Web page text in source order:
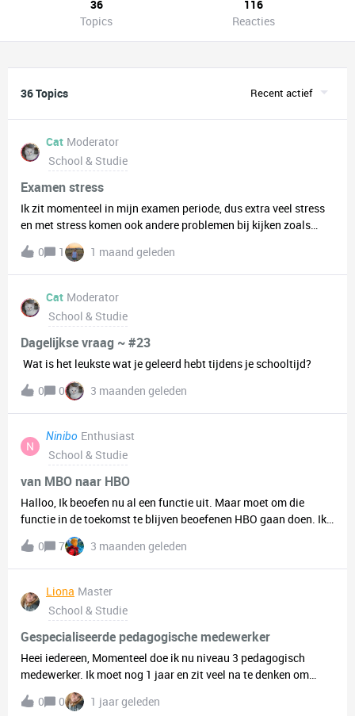
36
Topics
116
Reacties
36 Topics Recent actief
Cat Moderator
School & Studie
Examen stress
Ik zit momenteel in mijn examen periode, dus extra veel stress
en met stress komen ook andere problemen bij kijken zoals
kramp in mijn gewrichten, moeilijk kunnen opstaan, slecht
slapen. Hebben mensen hier tips bij? Of zelf ervaringen wat je
doet tijdens veel stress?
0 1 1 maand geleden
Cat Moderator
School & Studie
Dagelijkse vraag ~ #23
Wat is het leukste wat je geleerd hebt tijdens je schooltijd?
0
0 3 maanden geleden
N
Ninibo Enthusiast
School & Studie
van MBO naar HBO
Halloo, Ik beoefen nu al een functie uit. Maar moet om die
functie in de toekomst te blijven beoefenen HBO gaan doen. Ik
kwam me leven prima door met mijn mbo 4 diploma. En word
nu pas geconfronteerd met het feit dat er toch best een harde
lijn is tussen het hebben van mbo of hbo diploma. Ik heb toen
ik jonger was wel eens wat minderwaardigheid gevoeld van
naasten. Over het alleen doen van mbo. Maar heb dat
weggestopt en in mijn werkzame leven geen last meer van
gehad. Nu ik merk dat ik toch echt een hbo opleiding moet gaan
doen om mijn baan te behouden. Brengt het nare herrineringen
en toch wat stres en druk bij mij teweeg. Ik ben inmiddels al
wat ouder met een jong gezin. En had het studeren al achter me
gelaten. Wat zijn jullie ervaringen met het gaan van mbo naar
0 7 3 maanden geleden
Liona Master
School & Studie
Gespecialiseerde pedagogische medewerker
Heei iedereen, Momenteel doe ik nu niveau 3 pedagogisch
medewerker. Ik moet nog 1 jaar en zit veel na te denken om
niveau 4 te gaan doen (gespecialiseerd pedagogisch
medewerker) is er toevallig hier iemand die mij kan vertellen of
0 0 1 jaar geleden